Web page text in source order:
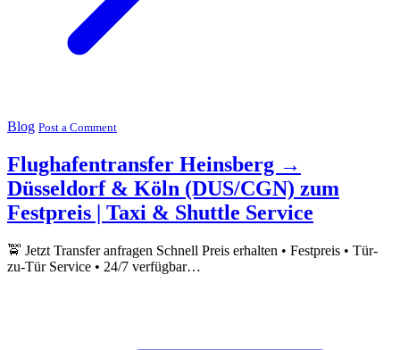
Blog Post a Comment
Flughafentransfer Heinsberg →
Düsseldorf & Köln (DUS/CGN) zum
Festpreis | Taxi & Shuttle Service
🚖 Jetzt Transfer anfragen Schnell Preis erhalten • Festpreis • Tür-
zu-Tür Service • 24/7 verfügbar…